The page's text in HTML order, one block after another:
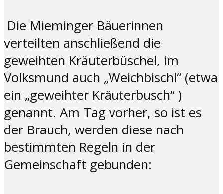
Die Mieminger Bäuerinnen
verteilten anschließend die
geweihten Kräuterbüschel, im
Volksmund auch „Weichbischl“ (etwa
ein „geweihter Kräuterbusch“ )
genannt. Am Tag vorher, so ist es
der Brauch, werden diese nach
bestimmten Regeln in der
Gemeinschaft gebunden: